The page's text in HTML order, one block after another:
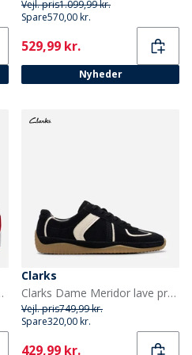
Vejl. pris1.099,99 kr.
Spare570,00 kr.
Current
529,99 kr.
Nyheder
Rød/Hvid/Rød
Clarks
Clarks Dame Meridor lave profilstøvler Black Combi Sde
Vejl. pris749,99 kr.
Spare320,00 kr.
Current
429,99 kr.